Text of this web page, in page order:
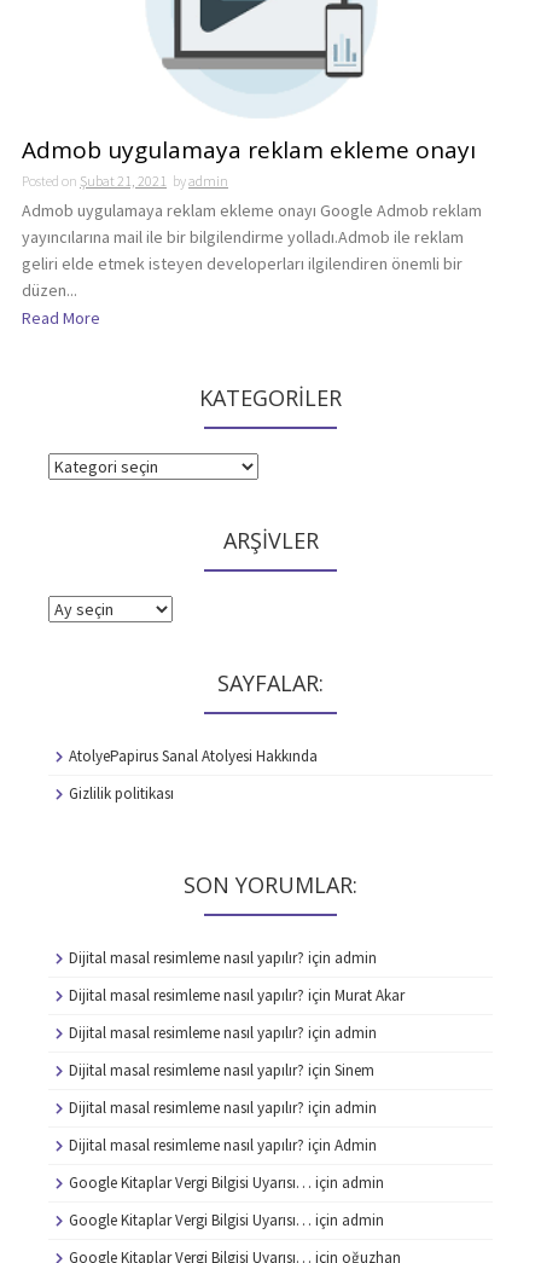
Admob uygulamaya reklam ekleme onayı
Posted on Şubat 21, 2021 byadmin
Admob uygulamaya reklam ekleme onayı Google Admob reklam
yayıncılarına mail ile bir bilgilendirme yolladı.Admob ile reklam
geliri elde etmek isteyen developerları ilgilendiren önemli bir
düzen...
Read More
KATEGORİLER
KATEGORİLER
ARŞİVLER
ARŞİVLER
SAYFALAR:
AtolyePapirus Sanal Atolyesi Hakkında
Gizlilik politikası
SON YORUMLAR:
Dijital masal resimleme nasıl yapılır? için admin
Dijital masal resimleme nasıl yapılır? için Murat Akar
Dijital masal resimleme nasıl yapılır? için admin
Dijital masal resimleme nasıl yapılır? için Sinem
Dijital masal resimleme nasıl yapılır? için admin
Dijital masal resimleme nasıl yapılır? için Admin
Google Kitaplar Vergi Bilgisi Uyarısı… için admin
Google Kitaplar Vergi Bilgisi Uyarısı… için admin
Google Kitaplar Vergi Bilgisi Uyarısı… için oğuzhan